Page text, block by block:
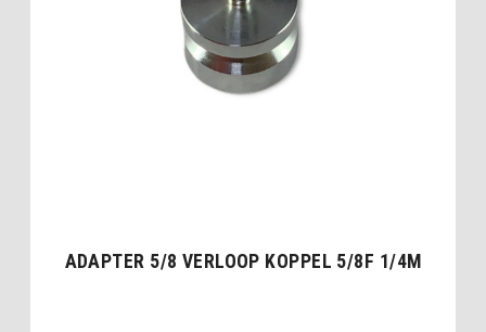
ADAPTER 5/8 VERLOOP KOPPEL 5/8F 1/4M